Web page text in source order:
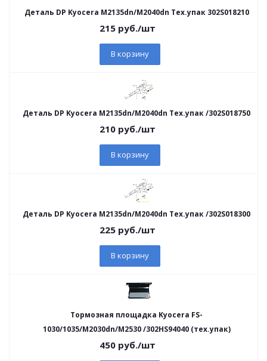
Деталь DP Kyocera M2135dn/M2040dn Тех.упак 302S018210
215 руб./шт
В корзину
Деталь DP Kyocera M2135dn/M2040dn Тех.упак /302S018750
210 руб./шт
В корзину
Деталь DP Kyocera M2135dn/M2040dn Тех.упак /302S018300
225 руб./шт
В корзину
Тормозная площадка Kyocera FS-
1030/1035/M2030dn/M2530 /302HS94040 (тех.упак)
450 руб./шт